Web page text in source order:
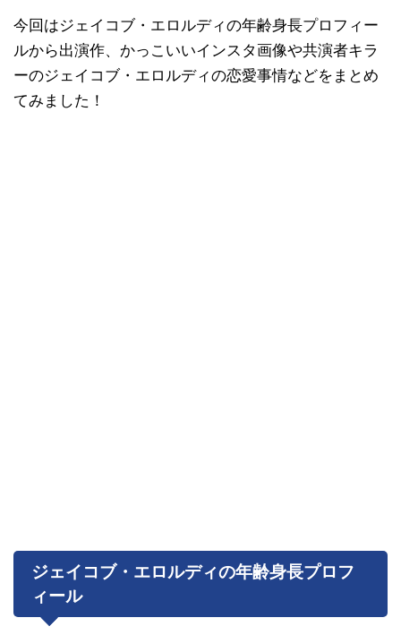
今回はジェイコブ・エロルディの年齢身長プロフィー
ルから出演作、かっこいいインスタ画像や共演者キラ
ーのジェイコブ・エロルディの恋愛事情などをまとめ
てみました！
ジェイコブ・エロルディの年齢身長プロフ
ィール